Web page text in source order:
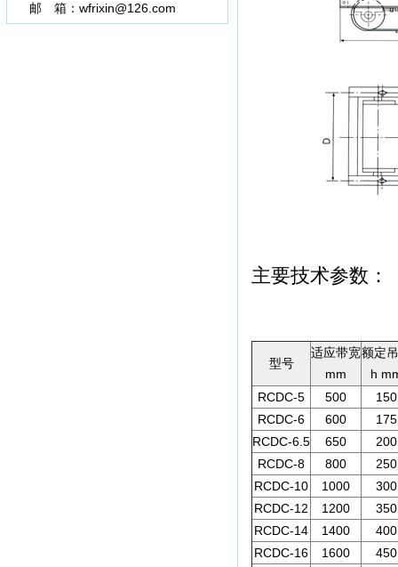
邮 箱：wfrixin@126.com
主要技术参数：
型号
适应带宽
mm
额定
h
RCDC-5
500
150
RCDC-6
600
175
RCDC-6.5
650
200
RCDC-8
800
250
RCDC-10
1000
300
RCDC-12
1200
350
RCDC-14
1400
400
RCDC-16
1600
450